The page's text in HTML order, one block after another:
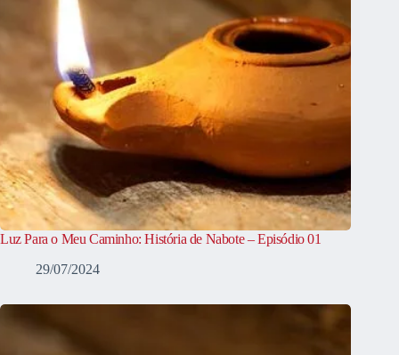
Luz Para o Meu Caminho: História de Nabote – Episódio 01
29/07/2024